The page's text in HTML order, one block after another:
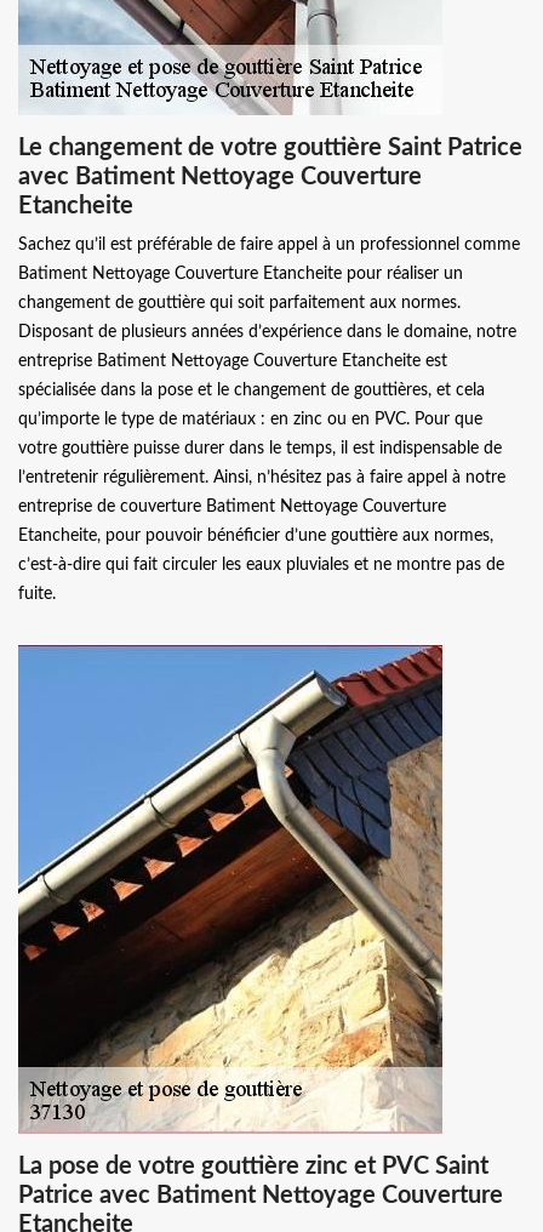
Le changement de votre gouttière Saint Patrice
avec Batiment Nettoyage Couverture
Etancheite
Sachez qu’il est préférable de faire appel à un professionnel comme
Batiment Nettoyage Couverture Etancheite pour réaliser un
changement de gouttière qui soit parfaitement aux normes.
Disposant de plusieurs années d’expérience dans le domaine, notre
entreprise Batiment Nettoyage Couverture Etancheite est
spécialisée dans la pose et le changement de gouttières, et cela
qu’importe le type de matériaux : en zinc ou en PVC. Pour que
votre gouttière puisse durer dans le temps, il est indispensable de
l’entretenir régulièrement. Ainsi, n’hésitez pas à faire appel à notre
entreprise de couverture Batiment Nettoyage Couverture
Etancheite, pour pouvoir bénéficier d’une gouttière aux normes,
c’est-à-dire qui fait circuler les eaux pluviales et ne montre pas de
fuite.
La pose de votre gouttière zinc et PVC Saint
Patrice avec Batiment Nettoyage Couverture
Etancheite